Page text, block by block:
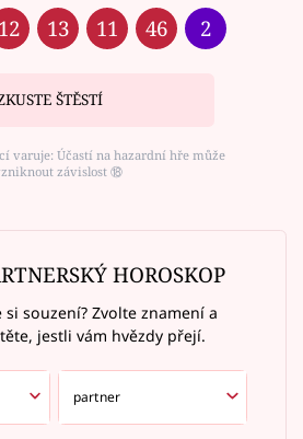
12 13 11 46 2
ŠTĚSTÍ
varuje: Účastí na hazardní hře může
závislost ⑱
HOROSKOP
si souzení? Zvolte znamení a
jestli vám hvězdy přejí.